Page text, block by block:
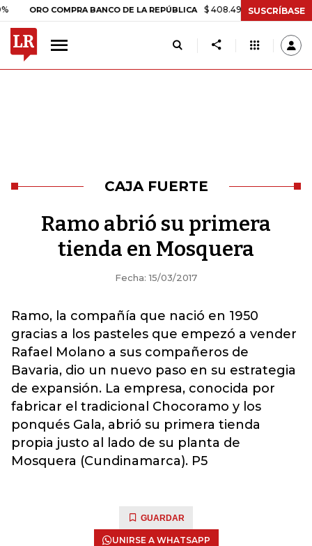
ORO COMPRA BANCO DE LA REPÚBLICA $ 408.498,97 +$ 8.753,81
SUSCRÍBASE
CAJA FUERTE
Ramo abrió su primera
tienda en Mosquera
Fecha: 15/03/2017
Ramo, la compañía que nació en 1950
gracias a los pasteles que empezó a vender
Rafael Molano a sus compañeros de
Bavaria, dio un nuevo paso en su estrategia
de expansión. La empresa, conocida por
fabricar el tradicional Chocoramo y los
ponqués Gala, abrió su primera tienda
propia justo al lado de su planta de
Mosquera (Cundinamarca). P5
GUARDAR
UNIRSE A WHATSAPP